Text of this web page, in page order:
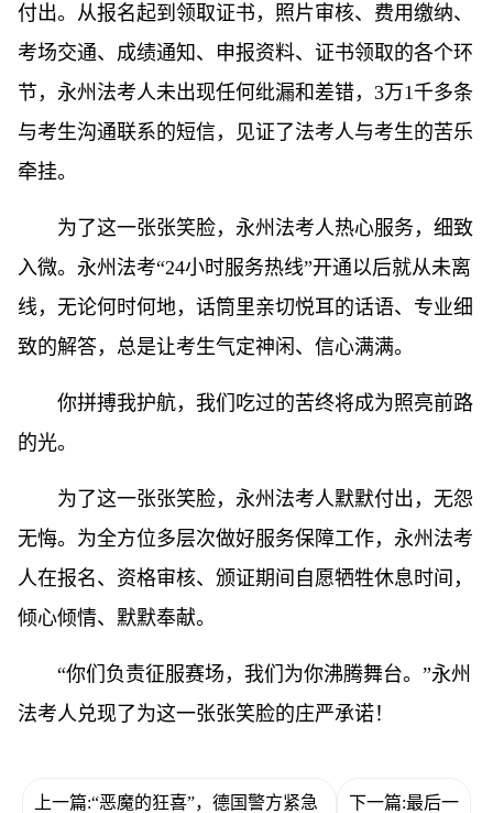
付出。从报名起到领取证书，照片审核、费用缴纳、
考场交通、成绩通知、申报资料、证书领取的各个环
节，永州法考人未出现任何纰漏和差错，3万1千多条
与考生沟通联系的短信，见证了法考人与考生的苦乐
牵挂。
为了这一张张笑脸，永州法考人热心服务，细致
入微。永州法考“24小时服务热线”开通以后就从未离
线，无论何时何地，话筒里亲切悦耳的话语、专业细
致的解答，总是让考生气定神闲、信心满满。
你拼搏我护航，我们吃过的苦终将成为照亮前路
的光。
为了这一张张笑脸，永州法考人默默付出，无怨
无悔。为全方位多层次做好服务保障工作，永州法考
人在报名、资格审核、颁证期间自愿牺牲休息时间，
倾心倾情、默默奉献。
“你们负责征服赛场，我们为你沸腾舞台。”永州
法考人兑现了为这一张张笑脸的庄严承诺！
上一篇:“恶魔的狂喜”，德国警方紧急
下一篇:最后一